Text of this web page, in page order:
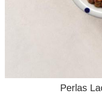
Perlas